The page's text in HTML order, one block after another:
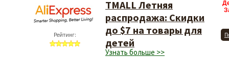
Рейтинг:
TMALL Летняя
распродажа: Скидки
до $7 на товары для
детей
Узнать больше >>